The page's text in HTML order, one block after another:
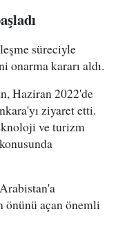
süreciyle
kararı aldı.
Haziran 2022'de
ziyaret etti.
ve turizm
önünü açan önemli